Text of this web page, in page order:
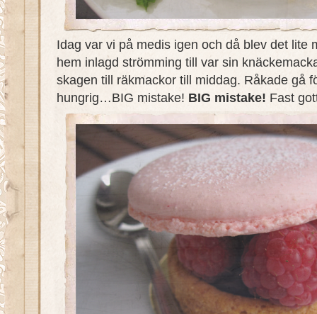
Idag var vi på medis igen och då blev det lite
hem inlagd strömming till var sin
skagen till räkmackor till middag. Råkade gå
hungrig…BIG mistake! BIG mistake! Fast